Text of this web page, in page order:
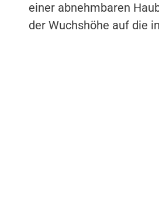
einer abnehmbaren
der Wuchshöhe auf die